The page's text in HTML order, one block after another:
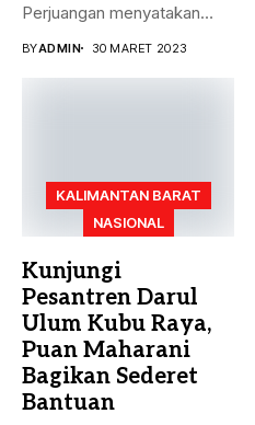
Perjuangan menyatakan
BYADMIN 30 MARET 2023
KALIMANTAN BARAT
NASIONAL
Kunjungi
Pesantren Darul
Ulum Kubu Raya,
Puan Maharani
Bagikan Sederet
Bantuan